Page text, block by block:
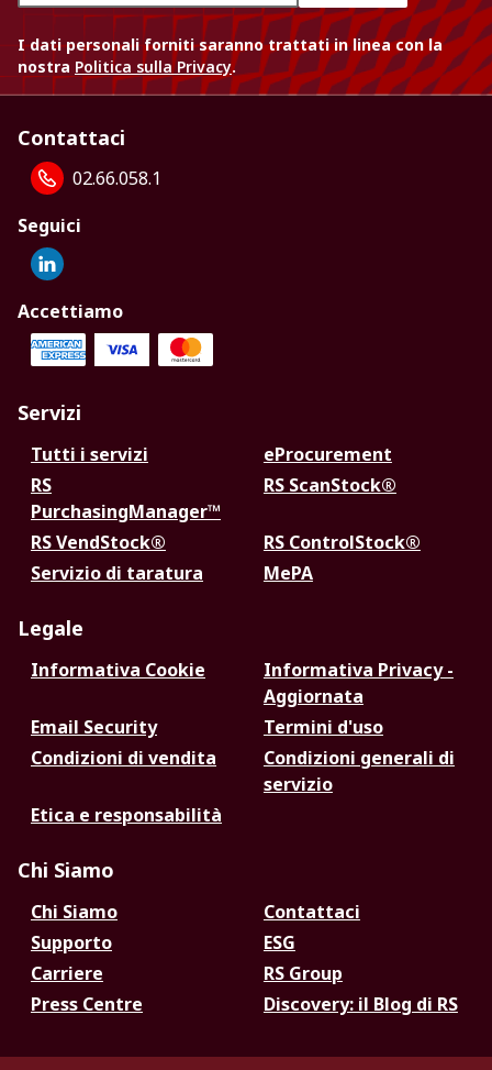
I dati personali forniti saranno trattati in linea con la
nostra Politica sulla Privacy.
Contattaci
02.66.058.1
Seguici
Accettiamo
Servizi
Tutti i servizi
eProcurement
RS
PurchasingManager™
RS ScanStock®
RS VendStock®
RS ControlStock®
Servizio di taratura
MePA
Legale
Informativa Cookie
Informativa Privacy -
Aggiornata
Email Security
Termini d'uso
Condizioni di vendita
Condizioni generali di
servizio
Etica e responsabilità
Chi Siamo
Chi Siamo
Contattaci
Supporto
ESG
Carriere
RS Group
Press Centre
Discovery: il Blog di RS